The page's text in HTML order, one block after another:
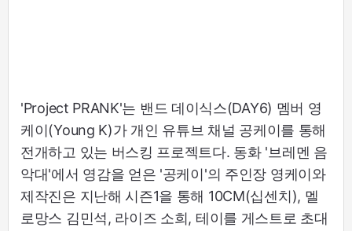
'Project PRANK'는 밴드 데이식스(DAY6) 멤버 영
케이(Young K)가 개인 유튜브 채널 공케이를 통해
전개하고 있는 버스킹 프로젝트다. 동화 '브레멘 음
악대'에서 영감을 얻은 '공케이'의 주인장 영케이와
제작진은 지난해 시즌1을 통해 10CM(십센치), 멜
로망스 김민석, 라이즈 소희, 테이를 게스트로 초대